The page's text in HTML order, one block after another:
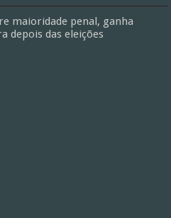
maioridade penal, ganha
depois das eleições